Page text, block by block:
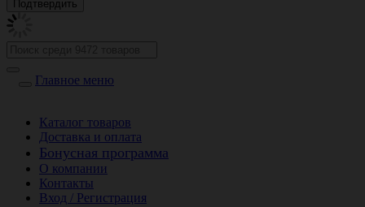
Главное меню
Каталог товаров
Доставка и оплата
Бонусная программа
О компании
Контакты
Вход / Регистрация